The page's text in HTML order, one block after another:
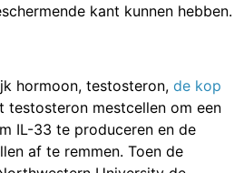
kant kunnen hebben.
hormoon, testosteron, de kop
testosteron mestcellen om een
IL-33 te produceren en de
af te remmen. Toen de